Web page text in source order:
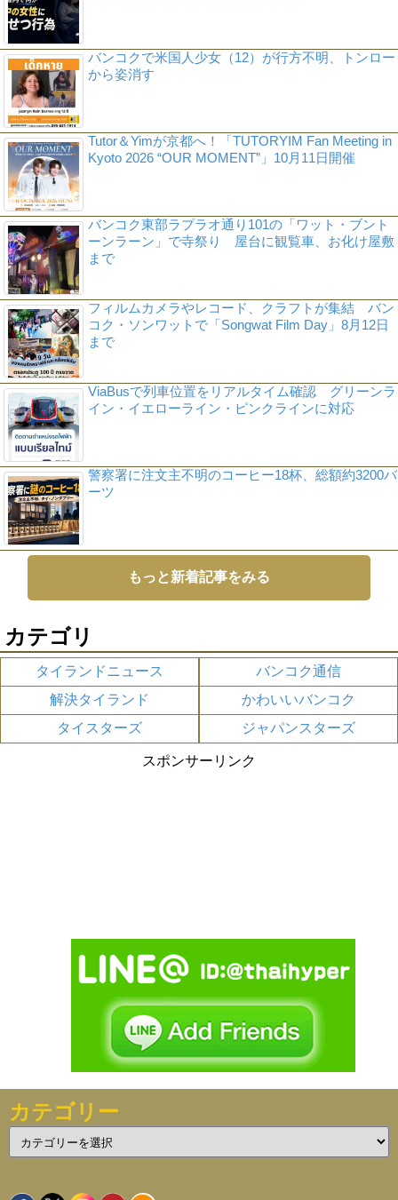
バンコクで米国人少女（12）が行方不明、トンロー
から姿消す
Tutor＆Yimが京都へ！「TUTORYIM Fan Meeting in
Kyoto 2026 “OUR MOMENT”」10月11日開催
バンコク東部ラプラオ通り101の「ワット・ブント
ーンラーン」で寺祭り 屋台に観覧車、お化け屋敷
まで
フィルムカメラやレコード、クラフトが集結 バン
コク・ソンワットで「Songwat Film Day」8月12日
まで
ViaBusで列車位置をリアルタイム確認 グリーンラ
イン・イエローライン・ピンクラインに対応
警察署に注文主不明のコーヒー18杯、総額約3200バ
ーツ
もっと新着記事をみる
カテゴリ
タイランドニュース
バンコク通信
解決タイランド
かわいいバンコク
タイスターズ
ジャパンスターズ
スポンサーリンク
カテゴリー
テ
リ